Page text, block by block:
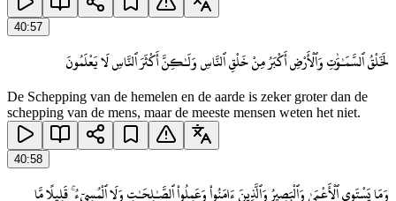
40:57
لَخَلْقُ ٱلسَّمَـٰوَٰتِ وَٱلْأَرْضِ أَكْبَرُ مِنْ خَلْقِ ٱلنَّاسِ وَلَـٰكِنَّ أَكْثَرَ ٱلنَّاسِ لَا يَعْلَمُونَ
De Schepping van de hemelen en de aarde is zeker groter dan de
schepping van de mens, maar de meeste mensen weten het niet.
40:58
وَمَا يَسْتَوِى ٱلْأَعْمَىٰ وَٱلْبَصِيرُ وَٱلَّذِينَ ءَامَنُوا۟ وَعَمِلُوا۟ ٱلصَّـٰلِحَـٰتِ وَلَا ٱلْمُسِىٓءُ ۚ قَلِيلًا مَّا